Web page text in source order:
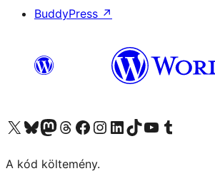
BuddyPress ↗
Visit our X (formerly Twitter) account
Visit our Bluesky account
Twitter csatornánk
Visit our Threads account
Facebook oldalunk megtekintése
Visit our Instagram account
Visit our LinkedIn account
Visit our TikTok account
Visit our YouTube channel
Visit our Tumblr account
A kód költemény.